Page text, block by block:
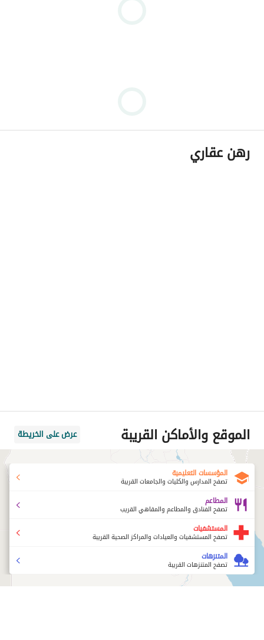
رهن عقاري
الموقع والأماكن القريبة عرض على الخريطة
المؤسسات التعليمية
تصفح المدارس والكليات والجامعات القريبة
المطاعم
تصفح الفنادق والمطاعم والمقاهي القريب
المستشفيات
تصفح المستشفيات والعيادات والمراكز الصحية القريبة
المتنزهات
تصفح المتنزهات القريبة